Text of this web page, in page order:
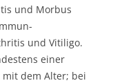
und Morbus
und Vitiligo.
einer
dem Alter; bei